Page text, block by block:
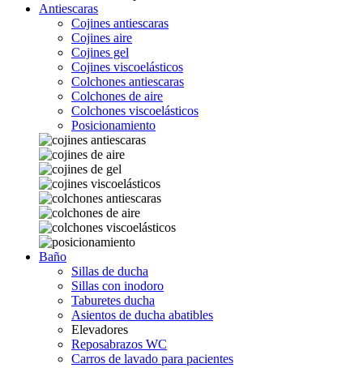
Antiescaras
Cojines antiescaras
Cojines aire
Cojines gel
Cojines viscoelásticos
Colchones antiescaras
Colchones de aire
Colchones viscoelásticos
Posicionamiento
Baño
Sillas de ducha
Sillas con inodoro
Taburetes ducha
Asientos de ducha abatibles
Elevadores
Reposabrazos WC
Carros de lavado para pacientes